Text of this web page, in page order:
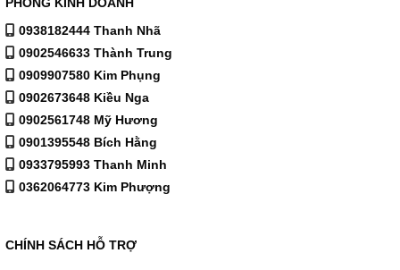
0938182444 Thanh Nhã
0902546633 Thành Trung
0909907580 Kim Phụng
0902673648 Kiều Nga
0902561748 Mỹ Hương
0901395548 Bích Hằng
0933795993 Thanh Minh
0362064773 Kim Phượng
CHÍNH SÁCH HỖ TRỢ